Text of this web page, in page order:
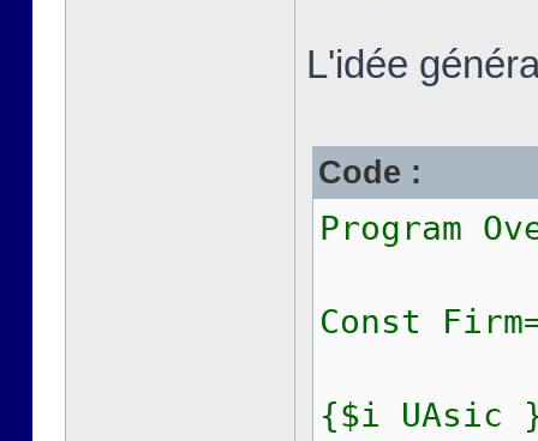
L'idée
Code :
Program
Const
{$i UAsic